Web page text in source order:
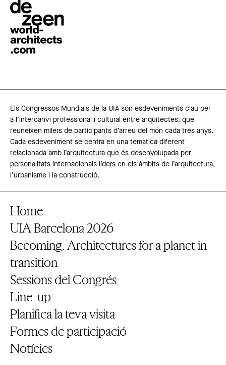
Els Congressos Mundials de la UIA són esdeveniments clau per
a l’intercanvi professional i cultural entre arquitectes, que
reuneixen milers de participants d’arreu del món cada tres anys.
Cada esdeveniment se centra en una temàtica diferent
relacionada amb l’arquitectura que és desenvolupada per
personalitats internacionals líders en els àmbits de l’arquitectura,
l’urbanisme i la construcció.
Home
UIA Barcelona 2026
Becoming. Architectures for a planet in
transition
Sessions del Congrés
Line-up
Planifica la teva visita
Formes de participació
Notícies